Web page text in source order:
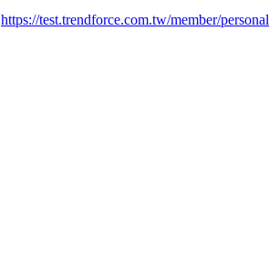
https://test.trendforce.com.tw/member/personal